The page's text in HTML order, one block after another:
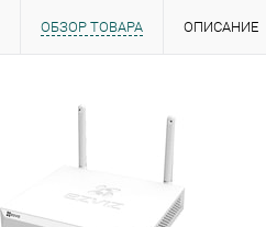
ОБЗОР ТОВАРА ОПИСАНИЕ